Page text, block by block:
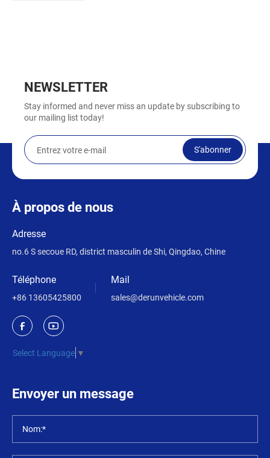
NEWSLETTER
Stay informed and never miss an update by subscribing to
our mailing list today!
S'abonner
À propos de nous
Adresse
no.6 S secoue RD, district masculin de Shi, Qingdao, Chine
Téléphone
+86 13605425800
Mail
sales@derunvehicle.com
Select Language ▼
Envoyer un message
Nom:*